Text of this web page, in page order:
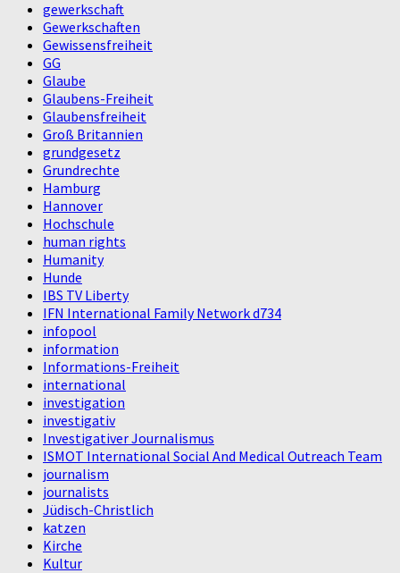
gewerkschaft
Gewerkschaften
Gewissensfreiheit
GG
Glaube
Glaubens-Freiheit
Glaubensfreiheit
Groß Britannien
grundgesetz
Grundrechte
Hamburg
Hannover
Hochschule
human rights
Humanity
Hunde
IBS TV Liberty
IFN International Family Network d734
infopool
information
Informations-Freiheit
international
investigation
investigativ
Investigativer Journalismus
ISMOT International Social And Medical Outreach Team
journalism
journalists
Jüdisch-Christlich
katzen
Kirche
Kultur